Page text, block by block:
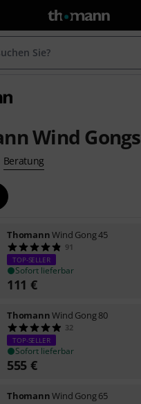
Wind Gongs
Beratung
ThomannWind Gong 45
91
TOP-SELLER
Sofort lieferbar
111 €
ThomannWind Gong 80
32
TOP-SELLER
Sofort lieferbar
555 €
ThomannWind Gong 65